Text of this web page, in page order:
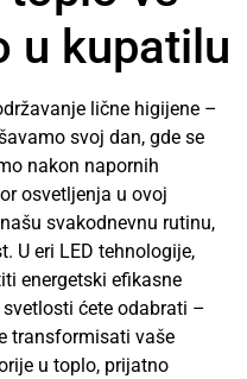
u kupatilu
lične higijene –
svoj dan, gde se
nakon napornih
osvetljenja u ovoj
svakodnevnu rutinu,
U eri LED tehnologije,
energetski efikasne
ćete odabrati –
transformisati vaše
u toplo, prijatno